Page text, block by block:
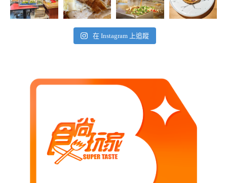
在 Instagram 上追蹤